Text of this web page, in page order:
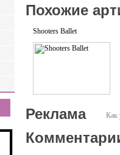
Во время своего
неизгладимым
Похожие
Shooters Ballet
Как
Реклама